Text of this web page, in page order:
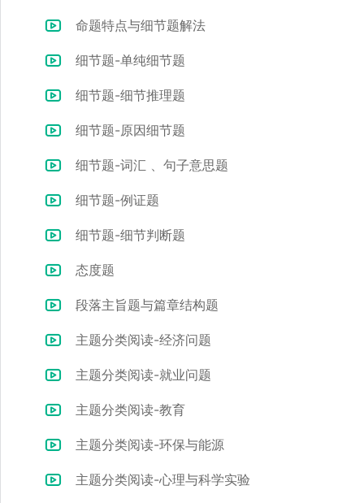
命题特点与细节题解法
细节题-单纯细节题
细节题-细节推理题
细节题-原因细节题
细节题-词汇 、句子意思题
细节题-例证题
细节题-细节判断题
态度题
段落主旨题与篇章结构题
主题分类阅读-经济问题
主题分类阅读-就业问题
主题分类阅读-教育
主题分类阅读-环保与能源
主题分类阅读-心理与科学实验